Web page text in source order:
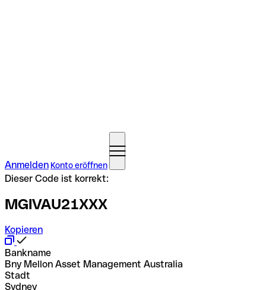
Anmelden Konto eröffnen
Dieser Code ist korrekt:
MGIVAU21XXX
Kopieren
Bankname
Bny Mellon Asset Management Australia
Stadt
Sydney